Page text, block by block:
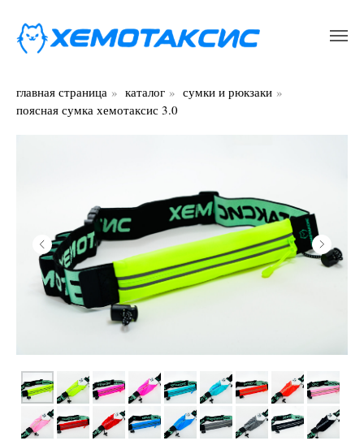
главная страница » каталог » сумки и рюкзаки »
поясная сумка хемотаксис 3.0